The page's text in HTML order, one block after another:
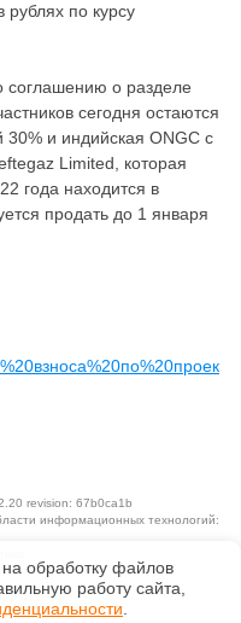
рублях по курсу
соглашению о разделе
сегодня остаются
и индийская ONGC с
Limited, которая
года находится в
продать до 1 января
revision: 67b0ca1b
информационных технологий:
принадлежат АО «Кодекс».
на обработку файлов
работу сайта,